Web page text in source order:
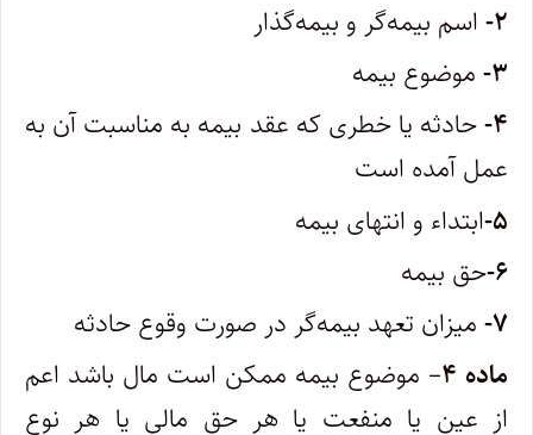
۲- اسم بیمه‌گر و بیمه‌گذار
۳- موضوع بیمه
۴- حادثه یا خطری که عقد بیمه به مناسبت آن به
عمل آمده است
۵- ابتداء و انتهای بیمه
۶- حق بیمه
۷- میزان تعهد بیمه‌گر در صورت وقوع حادثه
ماده ۴
– موضوع بیمه ممکن است مال باشد اعم
از عین یا منفعت یا هر حق مالی یا هر نوع